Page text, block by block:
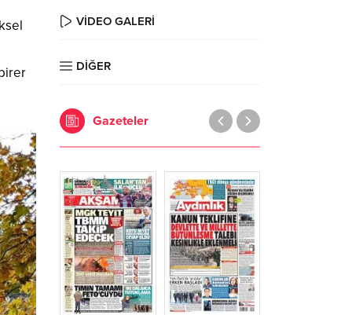
VİDEO GALERİ
DİĞER
Gazeteler